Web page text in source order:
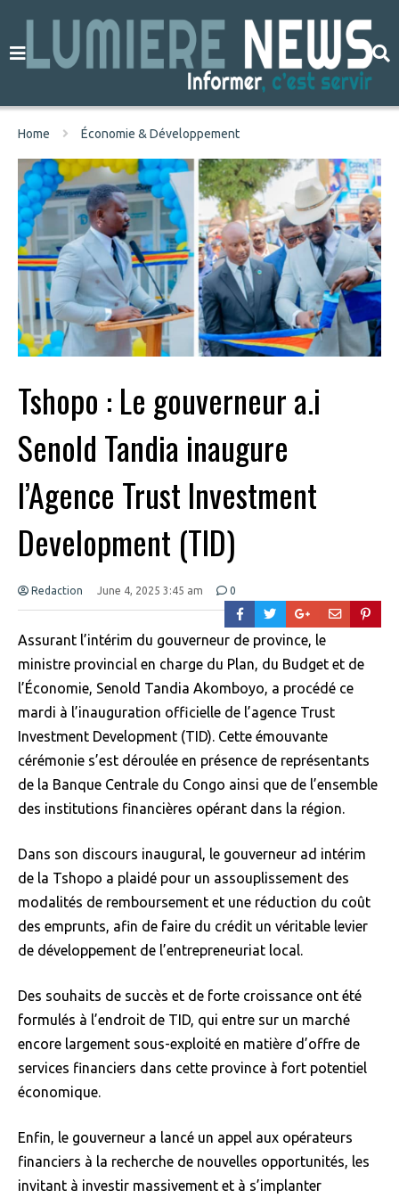
Home Économie & Développement
Tshopo : Le gouverneur a.i
Senold Tandia inaugure
l’Agence Trust Investment
Development (TID)
Redaction June 4, 2025 3:45 am 0
Assurant l’intérim du gouverneur de province, le
ministre provincial en charge du Plan, du Budget et de
l’Économie, Senold Tandia Akomboyo, a procédé ce
mardi à l’inauguration officielle de l’agence Trust
Investment Development (TID). Cette émouvante
cérémonie s’est déroulée en présence de représentants
de la Banque Centrale du Congo ainsi que de l’ensemble
des institutions financières opérant dans la région.
Dans son discours inaugural, le gouverneur ad intérim
de la Tshopo a plaidé pour un assouplissement des
modalités de remboursement et une réduction du coût
des emprunts, afin de faire du crédit un véritable levier
de développement de l’entrepreneuriat local.
Des souhaits de succès et de forte croissance ont été
formulés à l’endroit de TID, qui entre sur un marché
encore largement sous-exploité en matière d’offre de
services financiers dans cette province à fort potentiel
économique.
Enfin, le gouverneur a lancé un appel aux opérateurs
financiers à la recherche de nouvelles opportunités, les
invitant à investir massivement et à s’implanter